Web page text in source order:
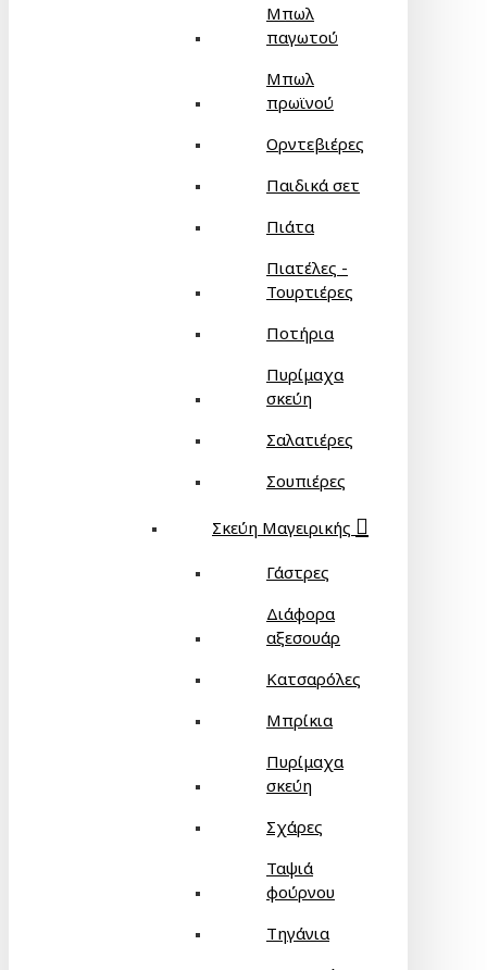
Μπωλ
παγωτού
Μπωλ
πρωϊνού
Ορντεβιέρες
Παιδικά σετ
Πιάτα
Πιατέλες -
Τουρτιέρες
Ποτήρια
Πυρίμαχα
σκεύη
Σαλατιέρες
Σουπιέρες
Σκεύη Μαγειρικής
Γάστρες
Διάφορα
αξεσουάρ
Κατσαρόλες
Μπρίκια
Πυρίμαχα
σκεύη
Σχάρες
Ταψιά
φούρνου
Τηγάνια